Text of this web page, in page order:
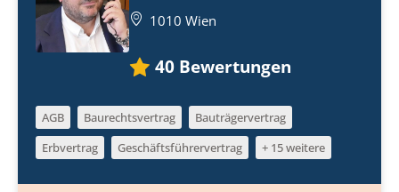
1010 Wien
40 Bewertungen
AGB Baurechtsvertrag
Bauträgervertrag
Erbvertrag
Geschäftsführervertrag + 15 weitere